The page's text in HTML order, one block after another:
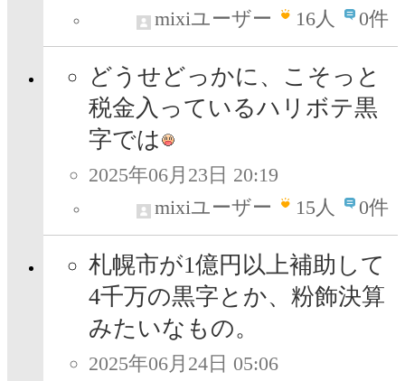
mixiユーザー
16人 0件
どうせどっかに、こそっと
税金入っているハリボテ黒
字では
2025年06月23日 20:19
mixiユーザー
15人 0件
札幌市が1億円以上補助して
4千万の黒字とか、粉飾決算
みたいなもの。
2025年06月24日 05:06